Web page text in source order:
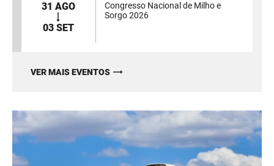
31 AGO
03 SET
Congresso Nacional de Milho e
Sorgo 2026
VER MAIS EVENTOS